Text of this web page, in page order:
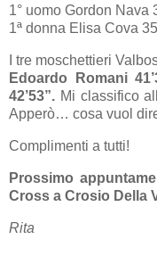
1° uomo Gordon Nava
1ª donna Elisa Cova
I tre moschettieri
Edoardo Romani
42’53”. Mi classifico
Apperò… cosa vuol
Complimenti a tutti!
Prossimo
Cross a Crosio Della
Rita